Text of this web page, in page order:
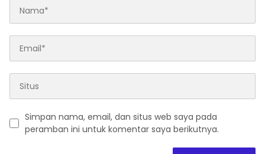
Simpan nama, email, dan situs web saya pada
peramban ini untuk komentar saya berikutnya.